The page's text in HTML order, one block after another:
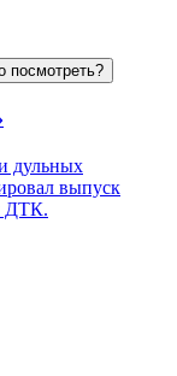
посмотреть?
дульных
выпуск
ДТК.